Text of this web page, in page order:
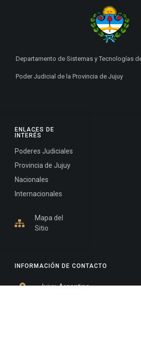
INFORMACIÓN DE CONTACTO
Jujuy, Argentina
ENLACES DE
INTERÉS
Poderes Judiciales
Provincia de Jujuy
Nacionales
Internacionales
Mapa del
Sitio
Departamento de Sistemas y Tecnologías
Poder Judicial de la Provincia de Jujuy